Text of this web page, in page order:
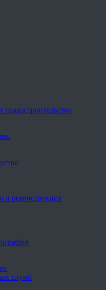
градостроительство
и реконструкция
служб